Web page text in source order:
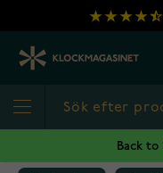
Hoppa till innehållet
Back